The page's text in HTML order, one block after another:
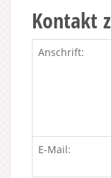
Kontakt
Anschrift:
E-Mail: